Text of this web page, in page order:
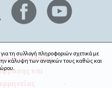
Γλωσσών,
και
τη συλλογή πληροφοριών σχετικά με
κάλυψη των αναγκών τους καθώς και